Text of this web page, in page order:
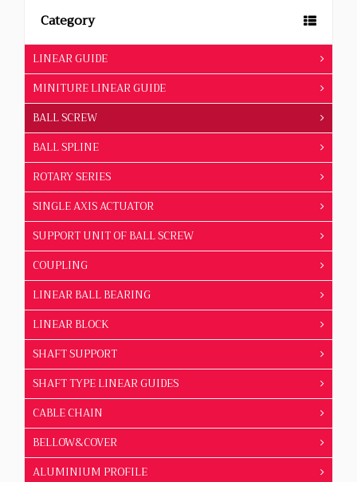
Category
LINEAR GUIDE
MINITURE LINEAR GUIDE
BALL SCREW
BALL SPLINE
ROTARY SERIES
SINGLE AXIS ACTUATOR
SUPPORT UNIT OF BALL SCREW
COUPLING
LINEAR BALL BEARING
LINEAR BLOCK
SHAFT SUPPORT
SHAFT TYPE LINEAR GUIDES
CABLE CHAIN
BELLOW&COVER
ALUMINIUM PROFILE